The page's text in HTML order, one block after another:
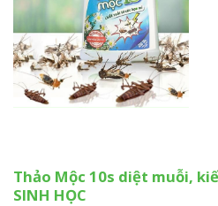
Thảo Mộc 10s diệt muỗi,
SINH HỌC